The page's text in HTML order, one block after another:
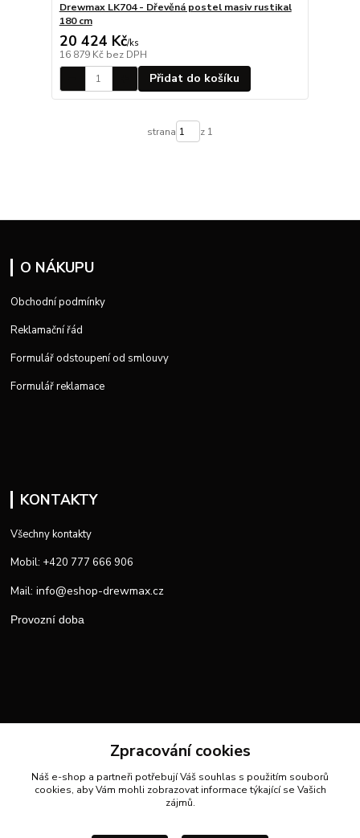
Drewmax LK704 - Dřevěná postel masiv rustikal
180 cm
20 424 Kč/ks
16 879 Kč bez DPH
Přidat do košíku
strana z 1
O NÁKUPU
Obchodní podmínky
Reklamační řád
Formulář odstoupení od smlouvy
Formulář reklamace
KONTAKTY
Všechny kontakty
Mobil: +420 777 666 906
Mail: info@eshop-drewmax.cz
Provozní doba
Zpracování cookies
Náš e-shop a partneři potřebují Váš souhlas s použitím souborů
cookies, aby Vám mohli zobrazovat informace týkající se Vašich
zájmů.